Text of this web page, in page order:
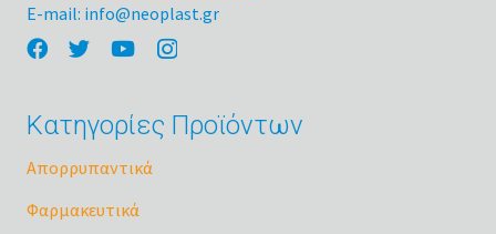
E-mail: info@neoplast.gr
Κατηγορίες Προϊόντων
Απορρυπαντικά
Φαρμακευτικά